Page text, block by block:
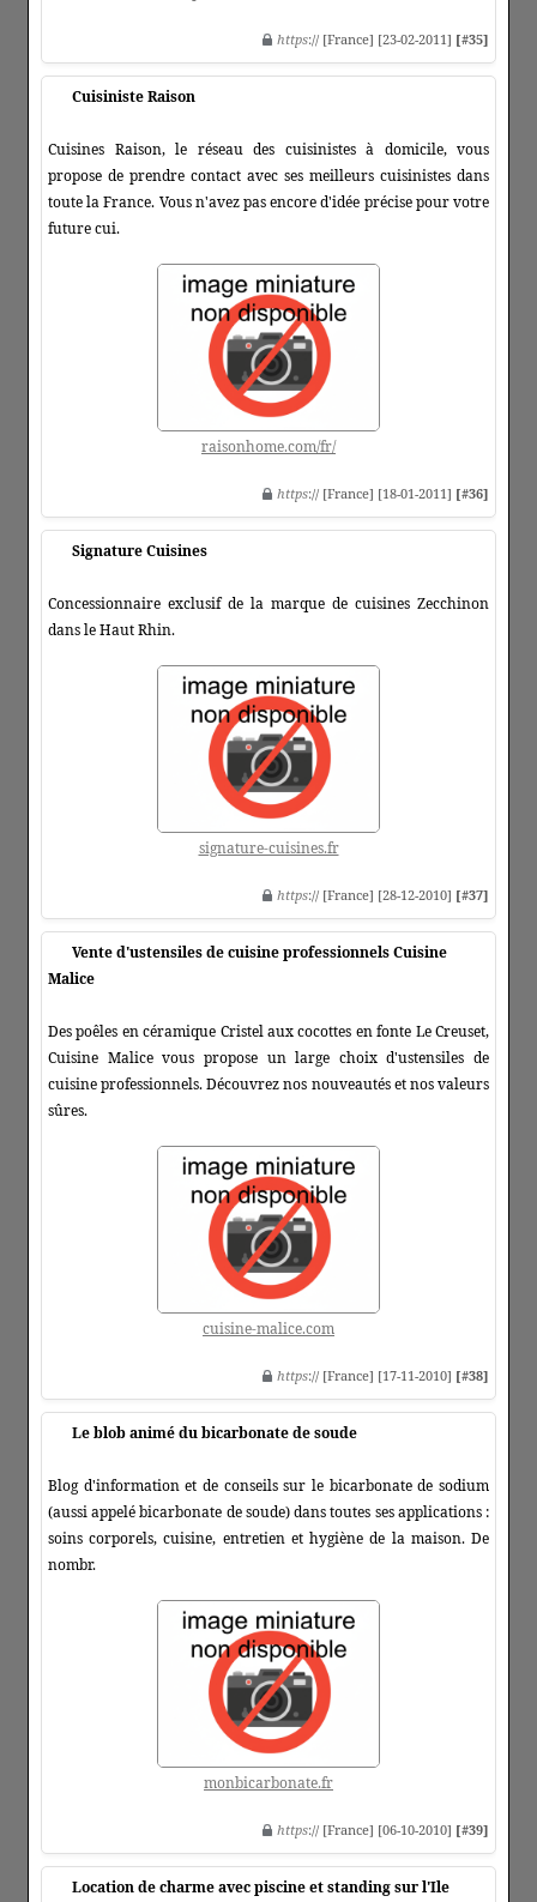
https:// [France] [23-02-2011] [#35]
Cuisiniste Raison
Cuisines Raison, le réseau des cuisinistes à domicile, vous
propose de prendre contact avec ses meilleurs cuisinistes dans
toute la France. Vous n'avez pas encore d'idée précise pour votre
future cui.
raisonhome.com/fr/
https:// [France] [18-01-2011] [#36]
Signature Cuisines
Concessionnaire exclusif de la marque de cuisines Zecchinon
dans le Haut Rhin.
signature-cuisines.fr
https:// [France] [28-12-2010] [#37]
Vente d'ustensiles de cuisine professionnels Cuisine
Malice
Des poêles en céramique Cristel aux cocottes en fonte Le Creuset,
Cuisine Malice vous propose un large choix d'ustensiles de
cuisine professionnels. Découvrez nos nouveautés et nos valeurs
sûres.
cuisine-malice.com
https:// [France] [17-11-2010] [#38]
Le blob animé du bicarbonate de soude
Blog d'information et de conseils sur le bicarbonate de sodium
(aussi appelé bicarbonate de soude) dans toutes ses applications :
soins corporels, cuisine, entretien et hygiène de la maison. De
nombr.
monbicarbonate.fr
https:// [France] [06-10-2010] [#39]
Location de charme avec piscine et standing sur l'Ile